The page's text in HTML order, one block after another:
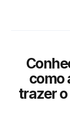
como
trazer o